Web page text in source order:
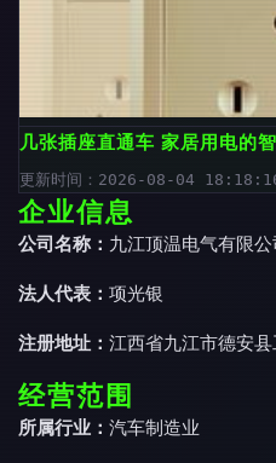
几张插座直通车 家居用电的
更新时间：2026-08-04
企业信息
公司名称： 九江顶温电气有限公
法人代表： 项光银
注册地址： 江西省九江市德安
经营范围
所属行业： 汽车制造业